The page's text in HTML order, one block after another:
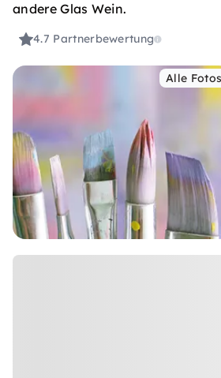
andere Glas Wein.
4.7 Partnerbewertung
Alle Fotos